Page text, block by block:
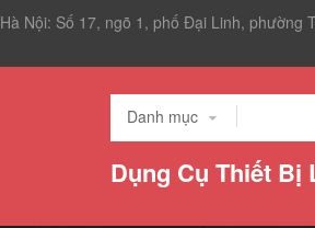
Nội: Số 17, ngõ 1, phố Đại Linh, phường
Dụng Cụ Thiết Bị